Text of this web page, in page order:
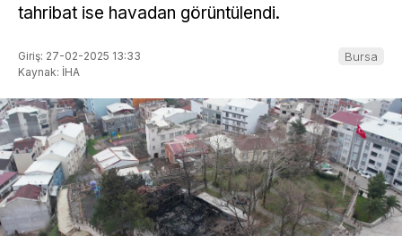
tahribat ise havadan görüntülendi.
Giriş: 27-02-2025 13:33
Kaynak: İHA
Bursa